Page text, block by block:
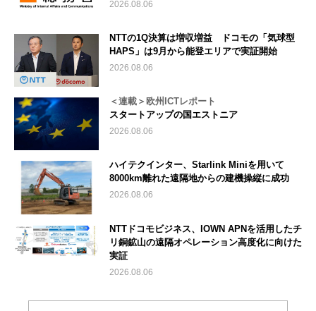
2026.08.06
NTTの1Q決算は増収増益 ドコモの「気球型
HAPS」は9月から能登エリアで実証開始
2026.08.06
＜連載＞欧州ICTレポート
スタートアップの国エストニア
2026.08.06
ハイテクインター、Starlink Miniを用いて
8000km離れた遠隔地からの建機操縦に成功
2026.08.06
NTTドコモビジネス、IOWN APNを活用したチ
リ銅鉱山の遠隔オペレーション高度化に向けた
実証
2026.08.06